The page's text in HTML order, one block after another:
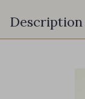
Description